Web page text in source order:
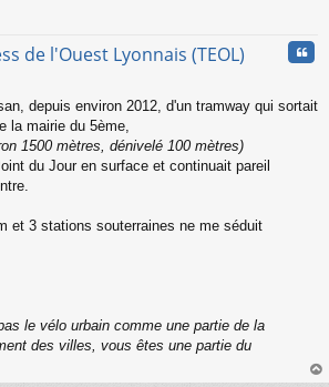
de l'Ouest Lyonnais (TEOL)
depuis environ 2012, d'un tramway qui sortait
la mairie du 5ème,
1500 mètres, dénivelé 100 mètres)
du Jour en surface et continuait pareil
et 3 stations souterraines ne me séduit
le vélo urbain comme une partie de la
des villes, vous êtes une partie du